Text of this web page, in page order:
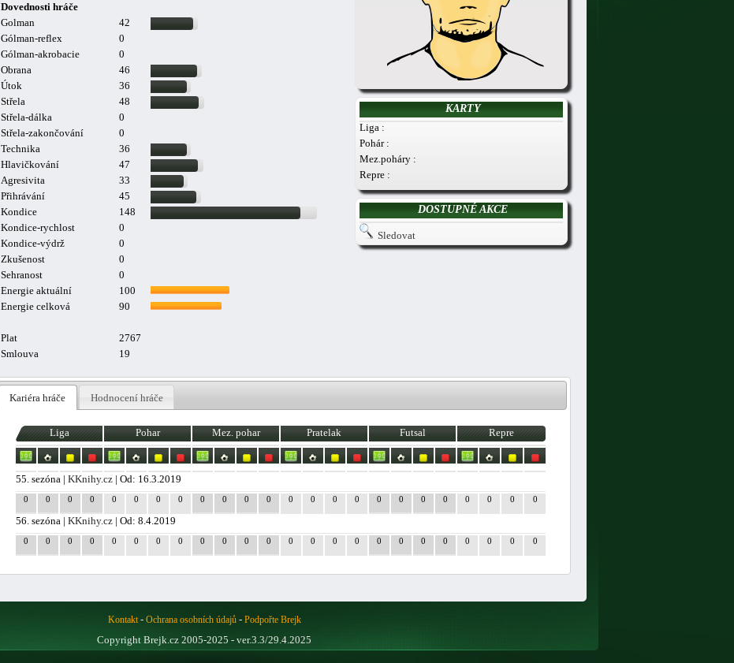
Dovednosti hráče
Golman
42
Gólman-reflex
0
Gólman-akrobacie
0
Obrana
46
Útok
36
Střela
48
Střela-dálka
0
Střela-zakončování
0
Technika
36
Hlavičkování
47
Agresivita
33
Přihrávání
45
Kondice
148
Kondice-rychlost
0
Kondice-výdrž
0
Zkušenost
0
Sehranost
0
Energie aktuální
100
Energie celková
90
Plat
2767
Smlouva
19
KARTY
Liga :
Pohár :
Mez.poháry :
Repre :
DOSTUPNÉ AKCE
Sledovat
Kariéra hráče Hodnocení hráče
Liga Pohar Mez. pohar Pratelak Futsal Repre
55. sezóna |KKnihy.cz | Od: 16.3.2019
0 0 0 0 0 0 0 0 0 0 0 0 0 0 0 0 0 0 0 0 0 0 0 0
56. sezóna |KKnihy.cz | Od: 8.4.2019
0 0 0 0 0 0 0 0 0 0 0 0 0 0 0 0 0 0 0 0 0 0 0 0
Kontakt- Ochrana osobních údajů- Podpořte Brejk
Copyright Brejk.cz 2005-2025 - ver.3.3/29.4.2025